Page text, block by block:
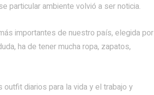
particular ambiente volvió a ser noticia.
importantes de nuestro país, elegida por
ha de tener mucha ropa, zapatos,
diarios para la vida y el trabajo y